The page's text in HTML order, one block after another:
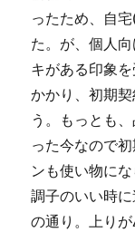
ったため、自
た。が、個人
キがある印象
かかり、初期
う。もっとも
った今なので
ンも使い物にな
調子のいい時
の通り。上り